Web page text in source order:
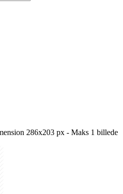
286x203 px - Maks 1 billede